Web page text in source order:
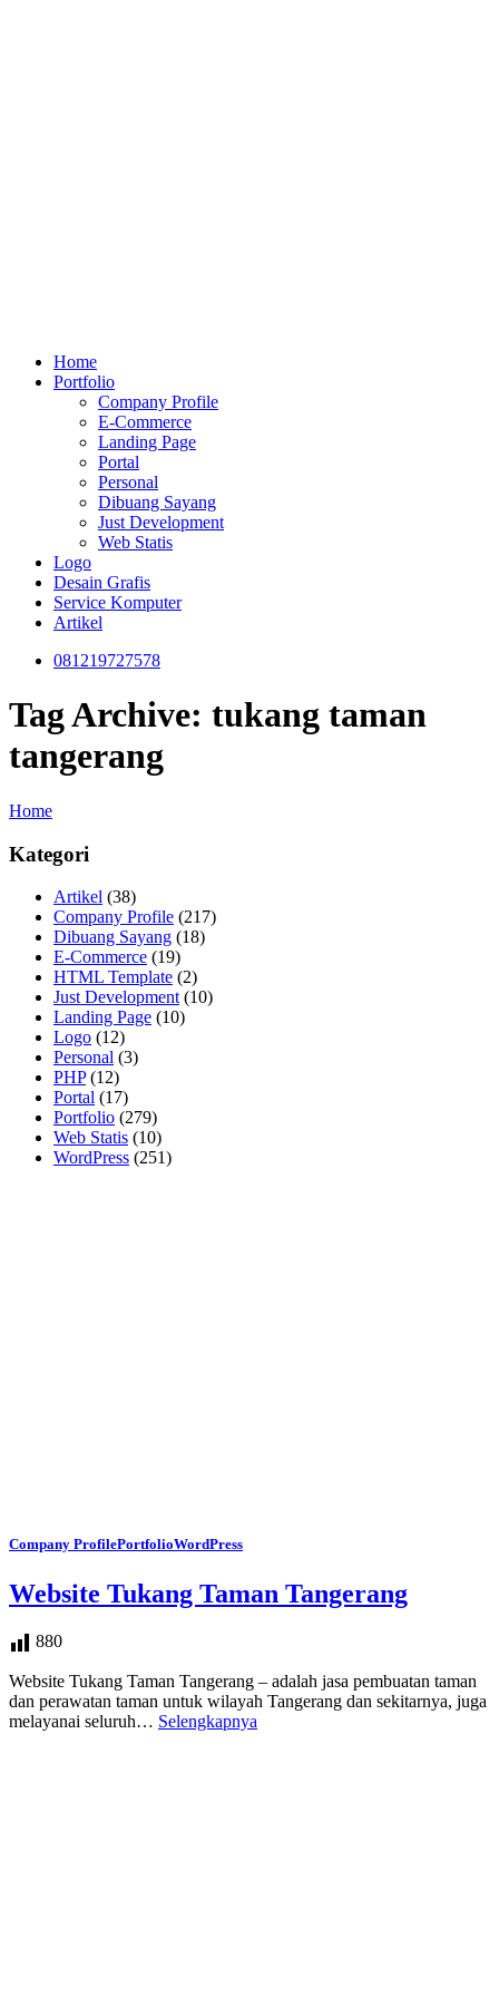
Home
Portfolio
Company Profile
E-Commerce
Landing Page
Portal
Personal
Dibuang Sayang
Just Development
Web Statis
Logo
Desain Grafis
Service Komputer
Artikel
081219727578
Tag Archive: tukang taman
tangerang
Home
Kategori
Artikel (38)
Company Profile (217)
Dibuang Sayang (18)
E-Commerce (19)
HTML Template (2)
Just Development (10)
Landing Page (10)
Logo (12)
Personal (3)
PHP(12)
Portal (17)
Portfolio (279)
Web Statis (10)
WordPress (251)
Company ProfilePortfolioWordPress
Website Tukang Taman Tangerang
880
Website Tukang Taman Tangerang – adalah jasa pembuatan taman
dan perawatan taman untuk wilayah Tangerang dan sekitarnya, juga
melayanai seluruh… Selengkapnya